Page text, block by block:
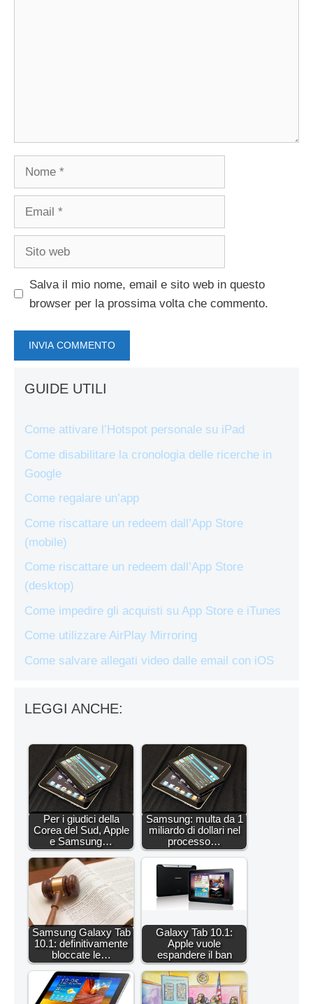
Salva il mio nome, email e sito web in questo
browser per la prossima volta che commento.
GUIDE UTILI
Come attivare l’Hotspot personale su iPad
Come disabilitare la cronologia delle ricerche in
Google
Come regalare un’app
Come riscattare un redeem dall’App Store
(mobile)
Come riscattare un redeem dall’App Store
(desktop)
Come impedire gli acquisti su App Store e iTunes
Come utilizzare AirPlay Mirroring
Come salvare allegati video dalle email con iOS
LEGGI ANCHE:
Per i giudici della
Corea del Sud, Apple
e Samsung…
Samsung: multa da 1
miliardo di dollari nel
processo…
Samsung Galaxy Tab
10.1: definitivamente
bloccate le…
Galaxy Tab 10.1:
Apple vuole
espandere il ban